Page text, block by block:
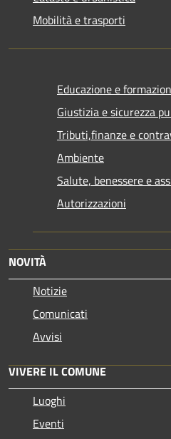
Mobilità e trasporti
Educazione e
Giustizia e sicurezza
Tributi,finanze e
Ambiente
Salute, benessere e
Autorizzazioni
NOVITÀ
Notizie
Comunicati
Avvisi
VIVERE IL COMUNE
Luoghi
Eventi